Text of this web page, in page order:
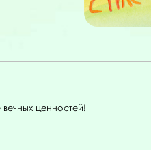
ценностей!